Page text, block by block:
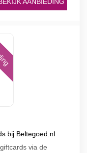
bij Beltegoed.nl
via de